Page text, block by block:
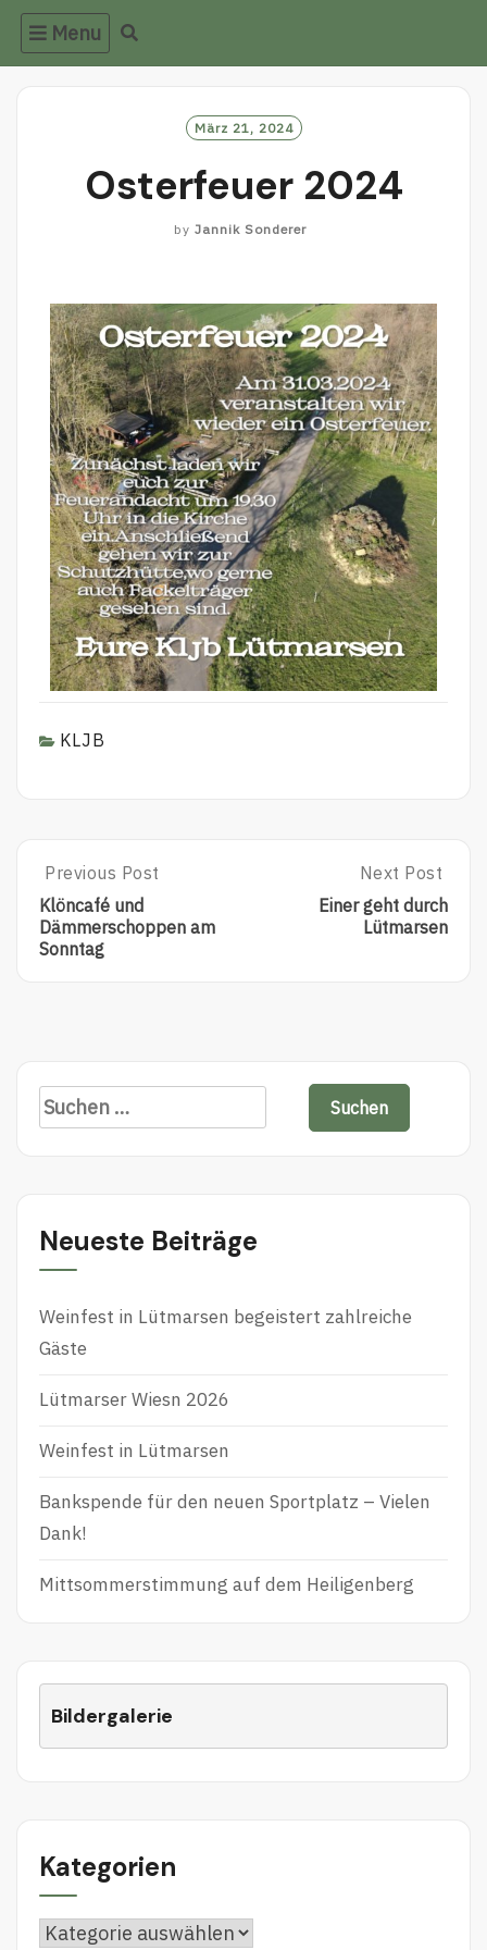
Menu
März 21, 2024
Osterfeuer 2024
by Jannik Sonderer
KLJB
Previous Post
Klöncafé und
Dämmerschoppen am
Sonntag
Next Post
Einer geht durch
Lütmarsen
Neueste Beiträge
Weinfest in Lütmarsen begeistert zahlreiche
Gäste
Lütmarser Wiesn 2026
Weinfest in Lütmarsen
Bankspende für den neuen Sportplatz – Vielen
Dank!
Mittsommerstimmung auf dem Heiligenberg
Bildergalerie
Kategorien